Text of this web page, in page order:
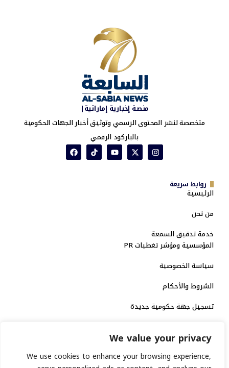
We value your privacy
We use cookies to enhance your browsing experience,
منصة إخبارية إماراتية|
متخصصة لنشر المحتوى الرسمي وتوثيق أخبار الجهات الحكومية
بالباركود الرقمي
روابط سريعة
الرئيسية
من نحن
خدمة تدقيق السمعة
المؤسسية ومؤشر تغطيات PR
سياسة الخصوصية
الشروط والأحكام
تسجيل جهة حكومية جديدة
منصة إخبارية مرخصة